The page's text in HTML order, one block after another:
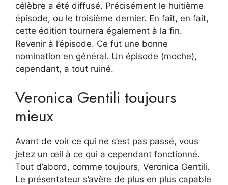
célèbre a été diffusé. Précisément le huitième
épisode, ou le troisième dernier. En fait, en fait,
cette édition tournera également à la fin.
Revenir à l’épisode. Ce fut une bonne
nomination en général. Un épisode (moche),
cependant, a tout ruiné.
Veronica Gentili toujours
mieux
Avant de voir ce qui ne s’est pas passé, vous
jetez un œil à ce qui a cependant fonctionné.
Tout d’abord, comme toujours, Veronica Gentili.
Le présentateur s’avère de plus en plus capable